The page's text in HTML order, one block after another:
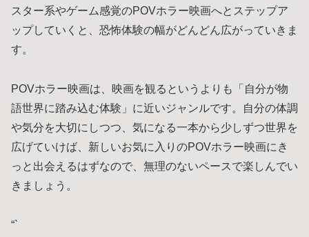
スター系やゲーム感覚のPOVホラー映画へとステップア
ップしていくと、恐怖体験の幅がどんどん広がっていきま
す。
POVホラー映画は、映画を観るというよりも「自分が物
語世界に踏み込む体験」に近いジャンルです。自分の体調
や気分を大切にしつつ、気になる一本から少しずつ世界を
広げていけば、新しいお気に入りのPOVホラー映画にき
っと出会えるはずなので、無理のないペースで楽しんでい
きましょう。
“`